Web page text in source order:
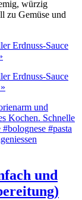
würzig
zu Gemüse und
Erdnuss-Sauce
Erdnuss-Sauce
und